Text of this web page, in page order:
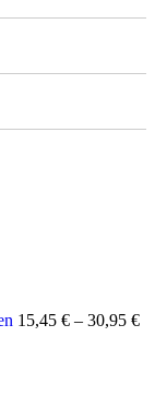
15,45 € – 30,95 €